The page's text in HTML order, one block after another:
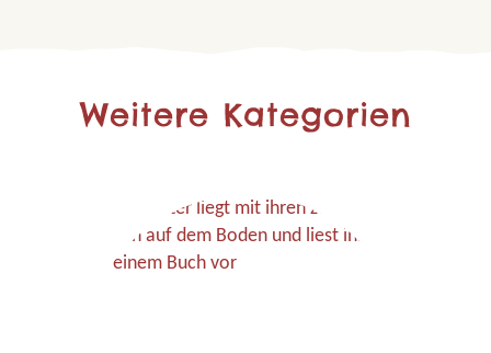
Weitere Kategorien